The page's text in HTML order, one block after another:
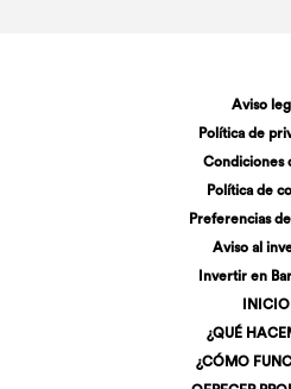
Aviso
Política de
Condiciones
Política de
Preferencias
Aviso al
Invertir en
INICIO
¿QUÉ
¿CÓMO